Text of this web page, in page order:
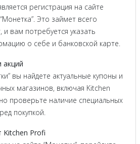
регистрация на сайте
Это займет всего
и вам потребуется указать
о себе и банковской карте.
акций
вы найдете актуальные купоны и
магазинов, включая Kitchen
проверьте наличие специальных
покупкой.
Kitchen Profi